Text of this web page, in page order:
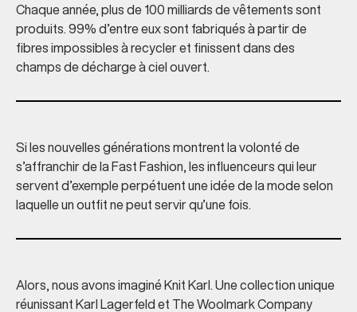
Chaque année, plus de 100 milliards de vêtements sont
produits. 99% d’entre eux sont fabriqués à partir de
fibres impossibles à recycler et finissent dans des
champs de décharge à ciel ouvert.
Si les nouvelles générations montrent la volonté de
s’affranchir de la Fast Fashion, les influenceurs qui leur
servent d’exemple perpétuent une idée de la mode selon
laquelle un outfit ne peut servir qu’une fois.
Alors, nous avons imaginé Knit Karl. Une collection unique
réunissant Karl Lagerfeld et The Woolmark Company